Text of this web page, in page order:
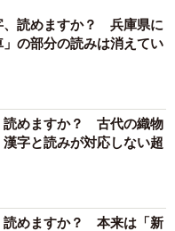
、読めますか？ 兵庫県に
の部分の読みは消えてい
読めますか？ 古代の織物
字と読みが対応しない超
読めますか？ 本来は「新